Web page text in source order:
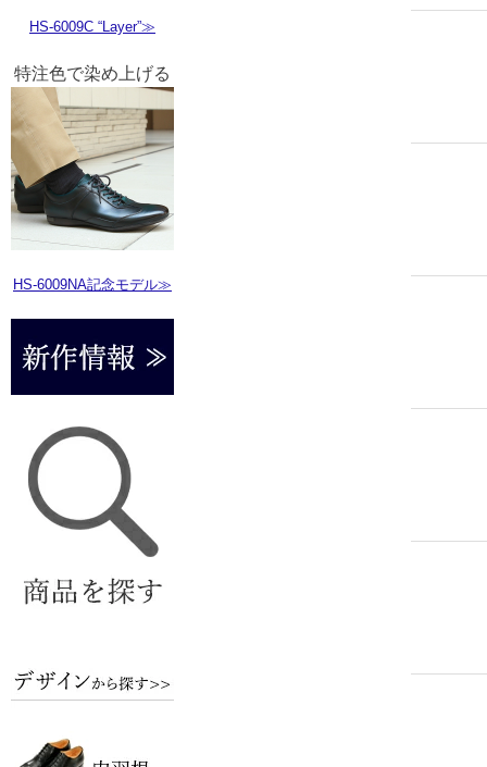
HS-6009C “Layer”≫
特注色で染め上げる
HS-6009NA記念モデル≫